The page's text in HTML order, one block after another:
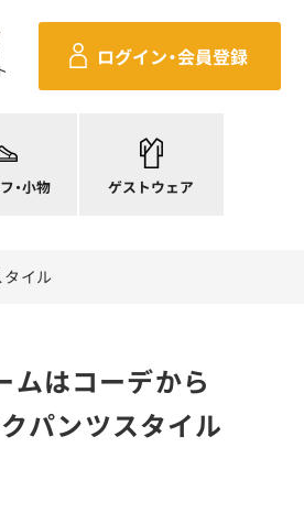
ログイン・会員登録
・小物
リボン
ゲストウェア
マタニティユニフォーム
衛生アイテム
イル
ムはコーデから
パンツスタイル